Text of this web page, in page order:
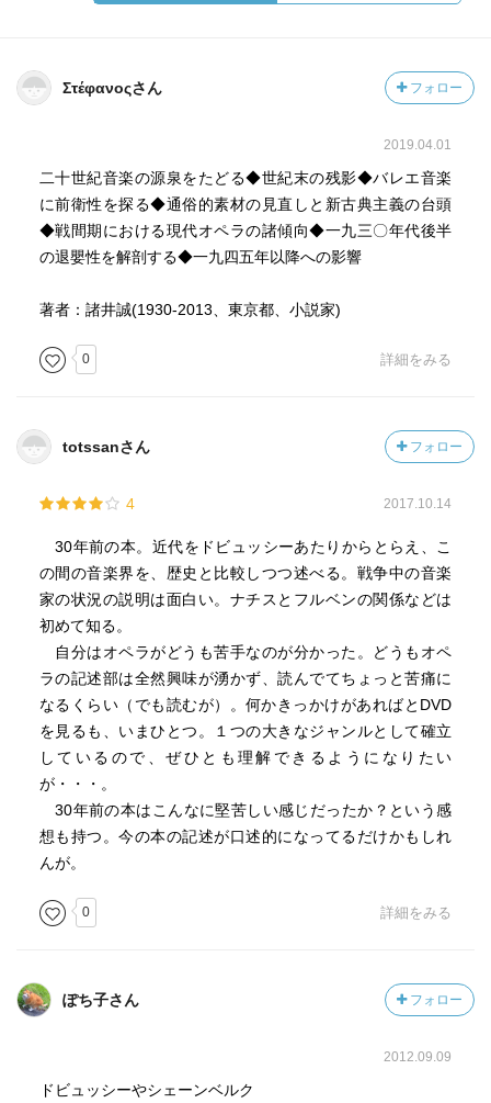
Στέφανοςさん フォロー
2019.04.01
二十世紀音楽の源泉をたどる◆世紀末の残影◆バレエ音楽
に前衛性を探る◆通俗的素材の見直しと新古典主義の台頭
◆戦間期における現代オペラの諸傾向◆一九三〇年代後半
の退嬰性を解剖する◆一九四五年以降への影響
著者：諸井誠(1930-2013、東京都、小説家)
0 詳細をみる
totssanさん フォロー
4 2017.10.14
30年前の本。近代をドビュッシーあたりからとらえ、こ
の間の音楽界を、歴史と比較しつつ述べる。戦争中の音楽
家の状況の説明は面白い。ナチスとフルベンの関係などは
初めて知る。
自分はオペラがどうも苦手なのが分かった。どうもオペ
ラの記述部は全然興味が湧かず、読んでてちょっと苦痛に
なるくらい（でも読むが）。何かきっかけがあればとDVD
を見るも、いまひとつ。１つの大きなジャンルとして確立
しているので、ぜひとも理解できるようになりたい
が・・・。
30年前の本はこんなに堅苦しい感じだったか？という感
想も持つ。今の本の記述が口述的になってるだけかもしれ
んが。
0 詳細をみる
ぽち子さん フォロー
2012.09.09
ドビュッシーやシェーンベルク